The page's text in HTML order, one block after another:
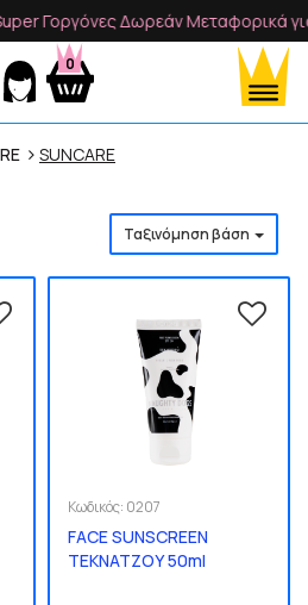
Δωρεάν Μεταφορικά για
0
SUNCARE
Ταξινόμηση βάση
Κωδικός: 0207
FACE SUNSCREEN
ΤΕΚΝΑΤΖΟΥ 50ml